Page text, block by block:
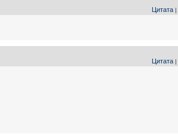
Цитата
Цитата